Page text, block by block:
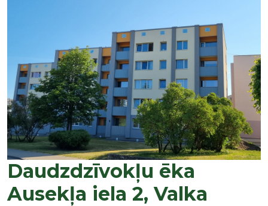
Daudzdzīvokļu ēka
Ausekļa iela 2, Valka